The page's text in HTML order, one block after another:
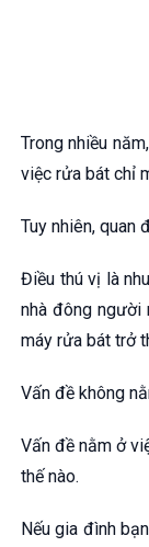
Trong nhiều
việc rửa bát chỉ
Tuy nhiên, quan
Điều thú vị là
nhà đông người
máy rửa bát trở
Vấn đề không
Vấn đề nằm ở
thế nào.
Nếu gia đình